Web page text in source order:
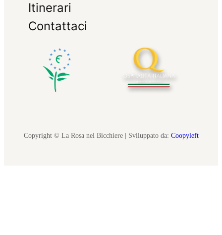
Itinerari
Contattaci
Copyright © La Rosa nel Bicchiere | Sviluppato da: Coopyleft